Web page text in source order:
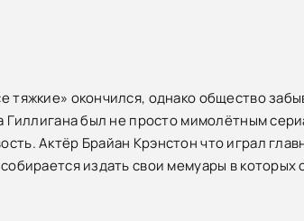
тяжкие» окончился, однако общество
Гиллигана был не просто мимолётным
Актёр Брайан Крэнстон что играл
издать свои мемуары в которых